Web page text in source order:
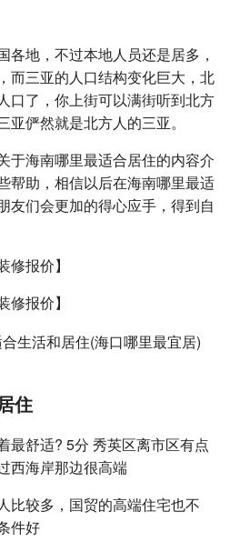
各地，不过本地人员还是居多，
而三亚的人口结构变化巨大，北
口了，你上街可以满街听到北方
俨然就是北方人的三亚。
于海南哪里最适合居住的内容介
帮助，相信以后在海南哪里最适
友们会更加的得心应手，得到自
修报价】
修报价】
住
最舒适? 5分 秀英区离市区有点
西海岸那边很高端
比较多，国贸的高端住宅也不
件好